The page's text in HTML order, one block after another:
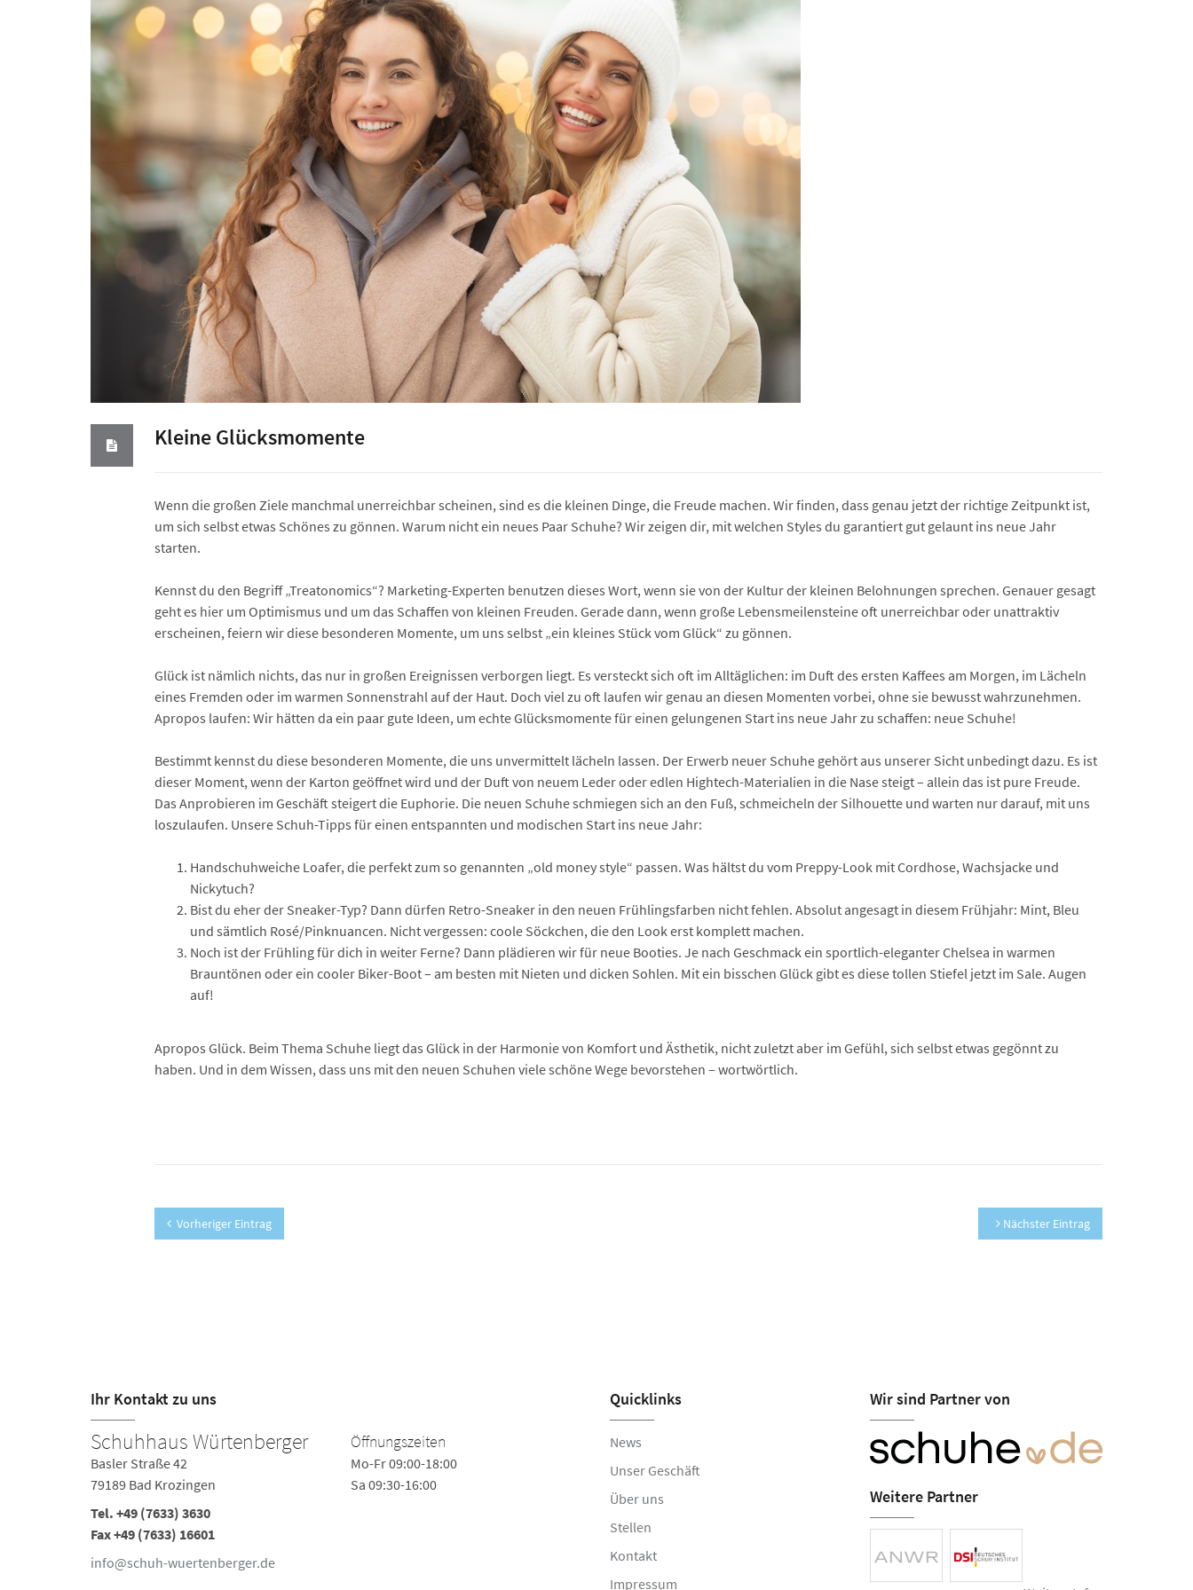
Kleine Glücksmomente
Wenn die großen Ziele manchmal unerreichbar scheinen, sind es die kleinen Dinge, die Freude machen. Wir finden, dass genau jetzt der richtige Zeitpunkt ist,
um sich selbst etwas Schönes zu gönnen. Warum nicht ein neues Paar Schuhe? Wir zeigen dir, mit welchen Styles du garantiert gut gelaunt ins neue Jahr
starten.
Kennst du den Begriff „Treatonomics“? Marketing-Experten benutzen dieses Wort, wenn sie von der Kultur der kleinen Belohnungen sprechen. Genauer gesagt
geht es hier um Optimismus und um das Schaffen von kleinen Freuden. Gerade dann, wenn große Lebensmeilensteine oft unerreichbar oder unattraktiv
erscheinen, feiern wir diese besonderen Momente, um uns selbst „ein kleines Stück vom Glück“ zu gönnen.
Glück ist nämlich nichts, das nur in großen Ereignissen verborgen liegt. Es versteckt sich oft im Alltäglichen: im Duft des ersten Kaffees am Morgen, im Lächeln
eines Fremden oder im warmen Sonnenstrahl auf der Haut. Doch viel zu oft laufen wir genau an diesen Momenten vorbei, ohne sie bewusst wahrzunehmen.
Apropos laufen: Wir hätten da ein paar gute Ideen, um echte Glücksmomente für einen gelungenen Start ins neue Jahr zu schaffen: neue Schuhe!
Bestimmt kennst du diese besonderen Momente, die uns unvermittelt lächeln lassen. Der Erwerb neuer Schuhe gehört aus unserer Sicht unbedingt dazu. Es ist
dieser Moment, wenn der Karton geöffnet wird und der Duft von neuem Leder oder edlen Hightech-Materialien in die Nase steigt – allein das ist pure Freude.
Das Anprobieren im Geschäft steigert die Euphorie. Die neuen Schuhe schmiegen sich an den Fuß, schmeicheln der Silhouette und warten nur darauf, mit uns
loszulaufen. Unsere Schuh-Tipps für einen entspannten und modischen Start ins neue Jahr:
Handschuhweiche Loafer, die perfekt zum so genannten „old money style“ passen. Was hältst du vom Preppy-Look mit Cordhose, Wachsjacke und
Nickytuch?
Bist du eher der Sneaker-Typ? Dann dürfen Retro-Sneaker in den neuen Frühlingsfarben nicht fehlen. Absolut angesagt in diesem Frühjahr: Mint, Bleu
und sämtlich Rosé/Pinknuancen. Nicht vergessen: coole Söckchen, die den Look erst komplett machen.
Noch ist der Frühling für dich in weiter Ferne? Dann plädieren wir für neue Booties. Je nach Geschmack ein sportlich-eleganter Chelsea in warmen
Brauntönen oder ein cooler Biker-Boot – am besten mit Nieten und dicken Sohlen. Mit ein bisschen Glück gibt es diese tollen Stiefel jetzt im Sale. Augen
auf!
Apropos Glück. Beim Thema Schuhe liegt das Glück in der Harmonie von Komfort und Ästhetik, nicht zuletzt aber im Gefühl, sich selbst etwas gegönnt zu
haben. Und in dem Wissen, dass uns mit den neuen Schuhen viele schöne Wege bevorstehen – wortwörtlich.
Vorheriger Eintrag Nächster Eintrag
Ihr Kontakt zu uns
Schuhhaus Würtenberger
Basler Straße 42
79189 Bad Krozingen
Tel. +49 (7633) 3630
Fax +49 (7633) 16601
info@schuh-wuertenberger.de
Öffnungszeiten
Mo-Fr 09:00-18:00
Sa 09:30-16:00
Quicklinks
News
Unser Geschäft
Über uns
Stellen
Kontakt
Impressum
Wir sind Partner von
Weitere Partner